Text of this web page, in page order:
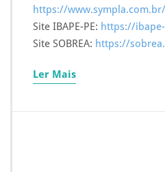
https://
Site IBAPE-PE: https://
Site SOBREA: https://
Ler Mais